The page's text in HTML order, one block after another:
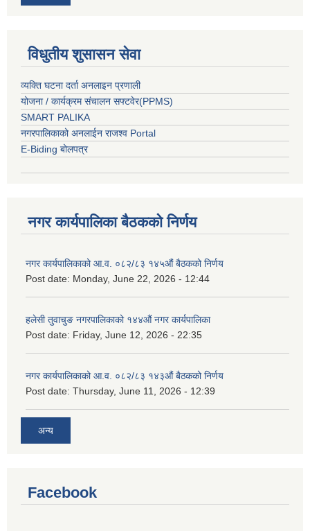
विधुतीय शुसासन सेवा
व्यक्ति घटना दर्ता अनलाइन प्रणाली
योजना / कार्यक्रम संचालन सफ्टवेर(PPMS)
SMART PALIKA
नगरपालिकाको अनलाईन राजश्व Portal
E-Biding बोलपत्र
नगर कार्यपालिका बैठकको निर्णय
नगर कार्यपालिकाको आ.व. ०८२/८३ १४५औं बैठकको निर्णय
Post date: Monday, June 22, 2026 - 12:44
हलेसी तुवाचुङ नगरपालिकाको १४४औं नगर कार्यपालिका
Post date: Friday, June 12, 2026 - 22:35
नगर कार्यपालिकाको आ.व. ०८२/८३ १४३औं बैठकको निर्णय
Post date: Thursday, June 11, 2026 - 12:39
अन्य
Facebook